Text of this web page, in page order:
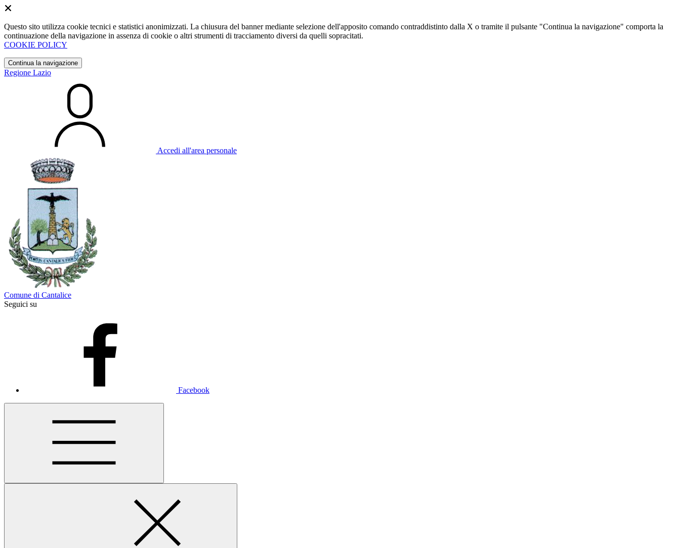
Questo sito utilizza cookie tecnici e statistici anonimizzati. La chiusura del banner mediante selezione dell'apposito comando contraddistinto dalla X o tramite il pulsante "Continua la navigazione" comporta la
continuazione della navigazione in assenza di cookie o altri strumenti di tracciamento diversi da quelli sopracitati.
COOKIE POLICY
Continua la navigazione
Regione Lazio
Accedi all'area personale
Comune di Cantalice
Seguici su
Facebook